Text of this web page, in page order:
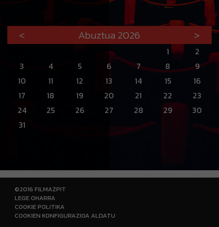
< Abuztua 2026 >
1
2
3
4 5 6 7 8
9
10
11 12 13 14 15
16
17
18 19 20 21 22
23
24
25 26 27 28 29
30
31
©2016 FILMAZPIT
LEGE OHARRA
COOKIE POLITIKA
COOKIEN KONFIGURAZIOA ALDATU